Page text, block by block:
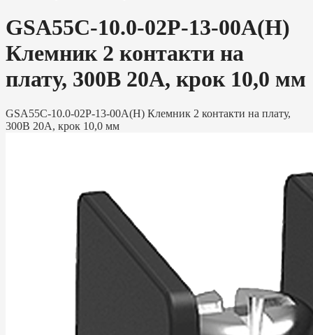
GSA55C-10.0-02P-13-00A(H)
Клемник 2 контакти на
плату, 300В 20А, крок 10,0 мм
GSA55C-10.0-02P-13-00A(H) Клемник 2 контакти на плату,
300В 20А, крок 10,0 мм